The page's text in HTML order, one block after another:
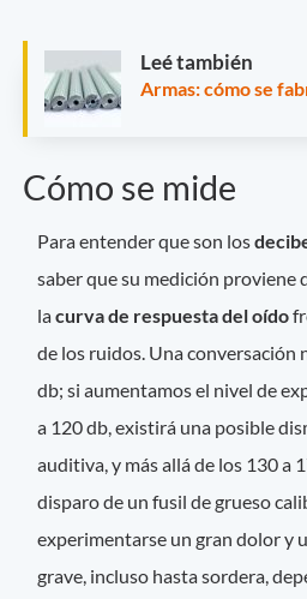
Leé también
Armas: cómo se
Cómo se mide
Para entender que son los
saber que su medición proviene
lacurva de respuesta del oído
de los ruidos. Una conversación
db; si aumentamos el nivel de
a 120 db, existirá una posible
auditiva, y más allá de los 130 a
disparo de un fusil de grueso
experimentarse un gran dolor y
grave, incluso hasta sordera,